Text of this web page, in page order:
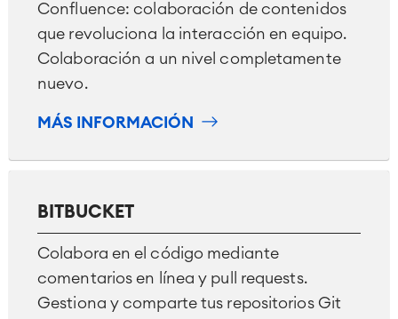
Confluence: colaboración de contenidos
que revoluciona la interacción en equipo.
Colaboración a un nivel completamente
nuevo.
MÁS INFORMACIÓN
BITBUCKET
Colabora en el código mediante
comentarios en línea y pull requests.
Gestiona y comparte tus repositorios Git